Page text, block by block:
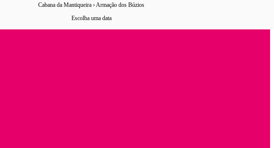
Cabana da Mantiqueira › Armação dos Búzios
Escolha uma data